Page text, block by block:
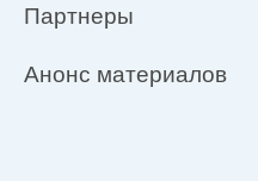
Партнеры
Анонс материалов